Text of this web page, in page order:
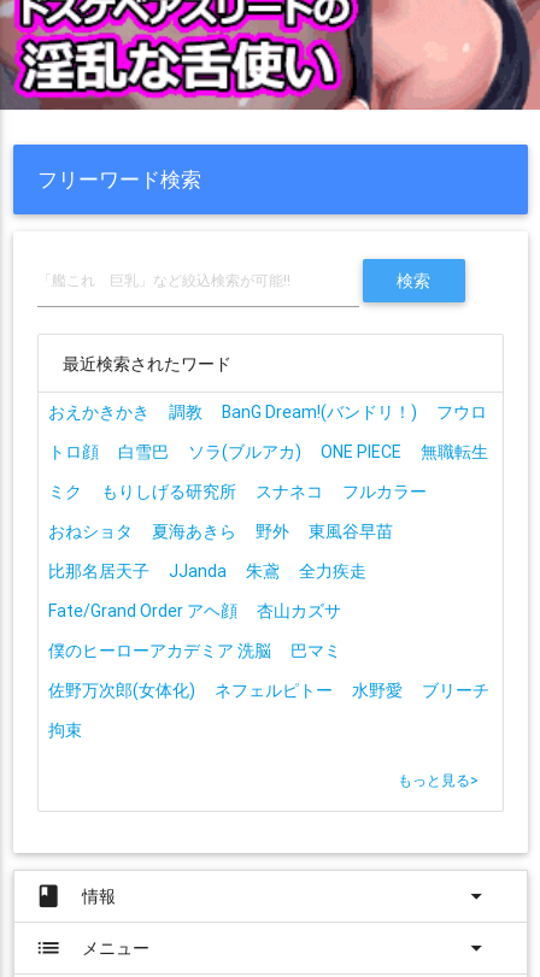
フリーワード検索
最近検索されたワード
おえかきかき 調教 BanG Dream!(バンドリ！)
フウロ
トロ顔
白雪巴 ソラ(ブルアカ) ONE PIECE
無職転生
ミク
もりしげる研究所 スナネコ
フルカラー
おねショタ
夏海あきら 野外
東風谷早苗
比那名居天子
JJanda 朱鳶
全力疾走
Fate/Grand Order アヘ顔
杏山カズサ
僕のヒーローアカデミア 洗脳
巴マミ
佐野万次郎(女体化)
ネフェルピトー 水野愛
ブリーチ
拘束
もっと見る>
book 情報
arrow_drop_down
list
メニュー
arrow_drop_down